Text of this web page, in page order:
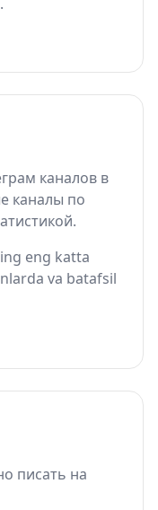
каналов в
каналы по
eng katta
va batafsil
писать на